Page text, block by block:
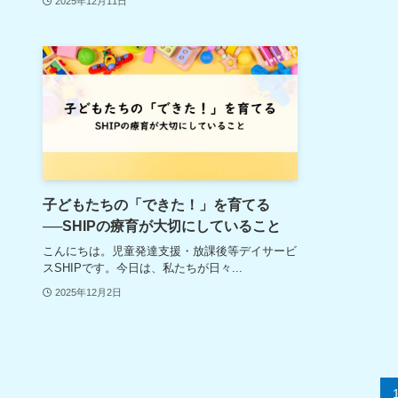
子どもたちの「できた！」を育てる
──SHIPの療育が大切にしていること
こんにちは。児童発達支援・放課後等デイサービ
スSHIPです。今日は、私たちが日々...
2025年12月2日